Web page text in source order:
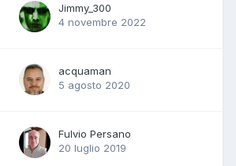
Jimmy_300
4 novembre 2022
acquaman
5 agosto 2020
Fulvio Persano
20 luglio 2019